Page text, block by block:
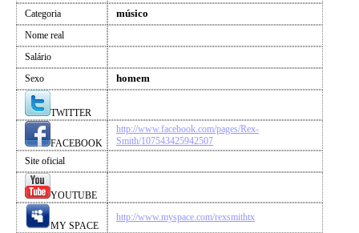
Categoria músico
Nome real
Salário
Sexo
homem
TWITTER
FACEBOOK
http://www.facebook.com/pages/Rex-
Smith/107543425942507
Site oficial
YOUTUBE
MY SPACE
http://www.myspace.com/rexsmithtx